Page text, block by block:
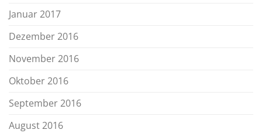
Januar 2017
Dezember 2016
November 2016
Oktober 2016
September 2016
August 2016